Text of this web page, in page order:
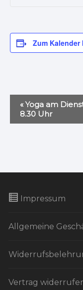
Zum
s
a
t
n
-
«Yoga am
8.30 Uhr
Impressum
Allgemeine
Vertrag